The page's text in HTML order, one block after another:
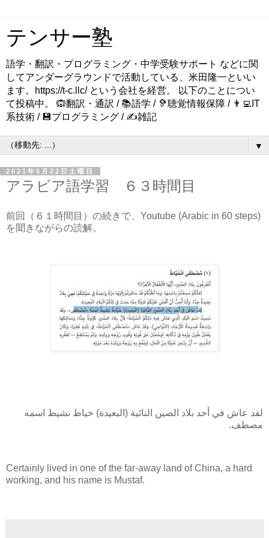
テンサー塾
語学・翻訳・プログラミング・中学受験サポート などに関
してアンダーグラウンドで活動している、米田隆一といい
ます。https://t-c.llc/ という会社を経営。 以下のことについ
て投稿中。 🙉翻訳・通訳 / 📚語学 / 🦻聴覚情報保障 / 👨‍💻IT
系技術 / 💾プログラミング / ✍️雑記
▼
2021年5月22日土曜日
アラビア語学習 ６３時間目
前回（６１時間目）の続きで、Youtube (Arabic in 60 steps)
を聞きながらの読解。
لقد عاش في أحد بلاد الصين النائية (البعيدة) خياط نشيط اسمه
مصطف.
Certainly lived in one of the far-away land of China, a hard
working, and his name is Mustaf.